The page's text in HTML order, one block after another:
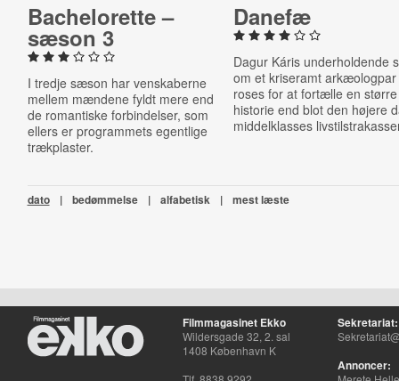
Bach­el­or­ette –
sæson 3
I tredje sæson har venskaberne
mellem mændene fyldt mere end
de romantiske forbindelser, som
ellers er programmets egentlige
trækplaster.
Danefæ
Dagur Káris underholdende
om et kriseramt
roses for at fortælle en større
historie end blot den højere
middelklasses
dato | bedømmelse | alfabetisk | mest læste
Filmmagasinet Ekko
Wildersgade 32, 2. sal
1408 København K
Sekretariat:
Annoncer: